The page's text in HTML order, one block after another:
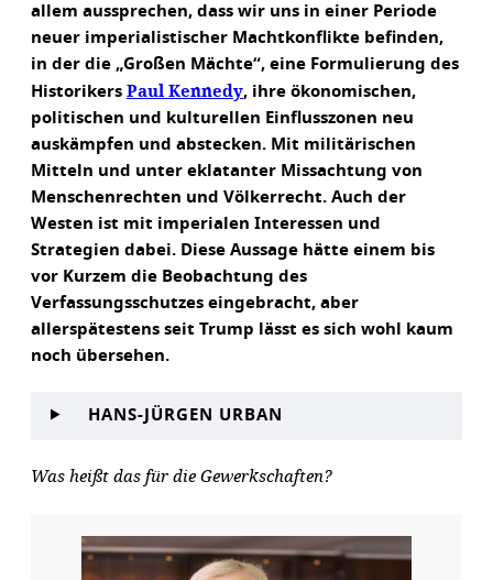
allem aussprechen, dass wir uns in einer Periode
neuer imperialistischer Machtkonflikte befinden,
in der die „Großen Mächte“, eine Formulierung des
Historikers Paul Kennedy, ihre ökonomischen,
politischen und kulturellen Einflusszonen neu
auskämpfen und abstecken. Mit militärischen
Mitteln und unter eklatanter Missachtung von
Menschenrechten und Völkerrecht. Auch der
Westen ist mit imperialen Interessen und
Strategien dabei. Diese Aussage hätte einem bis
vor Kurzem die Beobachtung des
Verfassungsschutzes eingebracht, aber
allerspätestens seit Trump lässt es sich wohl kaum
noch übersehen.
HANS-JÜRGEN URBAN
Was heißt das für die Gewerkschaften?